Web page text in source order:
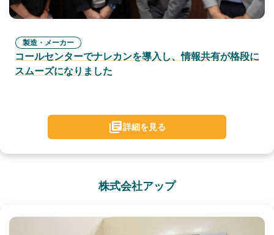
製造・メーカー
コールセンターでナレカンを導入し、情報共有が格段に
スムーズになりました
詳細を見る
株式会社アップ